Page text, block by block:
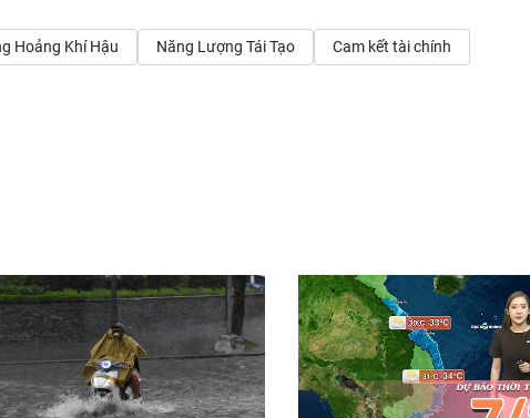
Hoảng Khí Hậu Năng Lượng Tái Tạo Cam kết tài chính